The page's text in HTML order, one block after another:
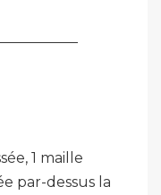
1 maille
par-dessus la